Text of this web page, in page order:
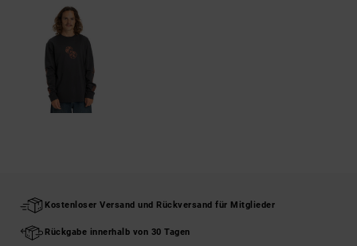
Kostenloser Versand und Rückversand für Mitglieder
Rückgabe innerhalb von 30 Tagen